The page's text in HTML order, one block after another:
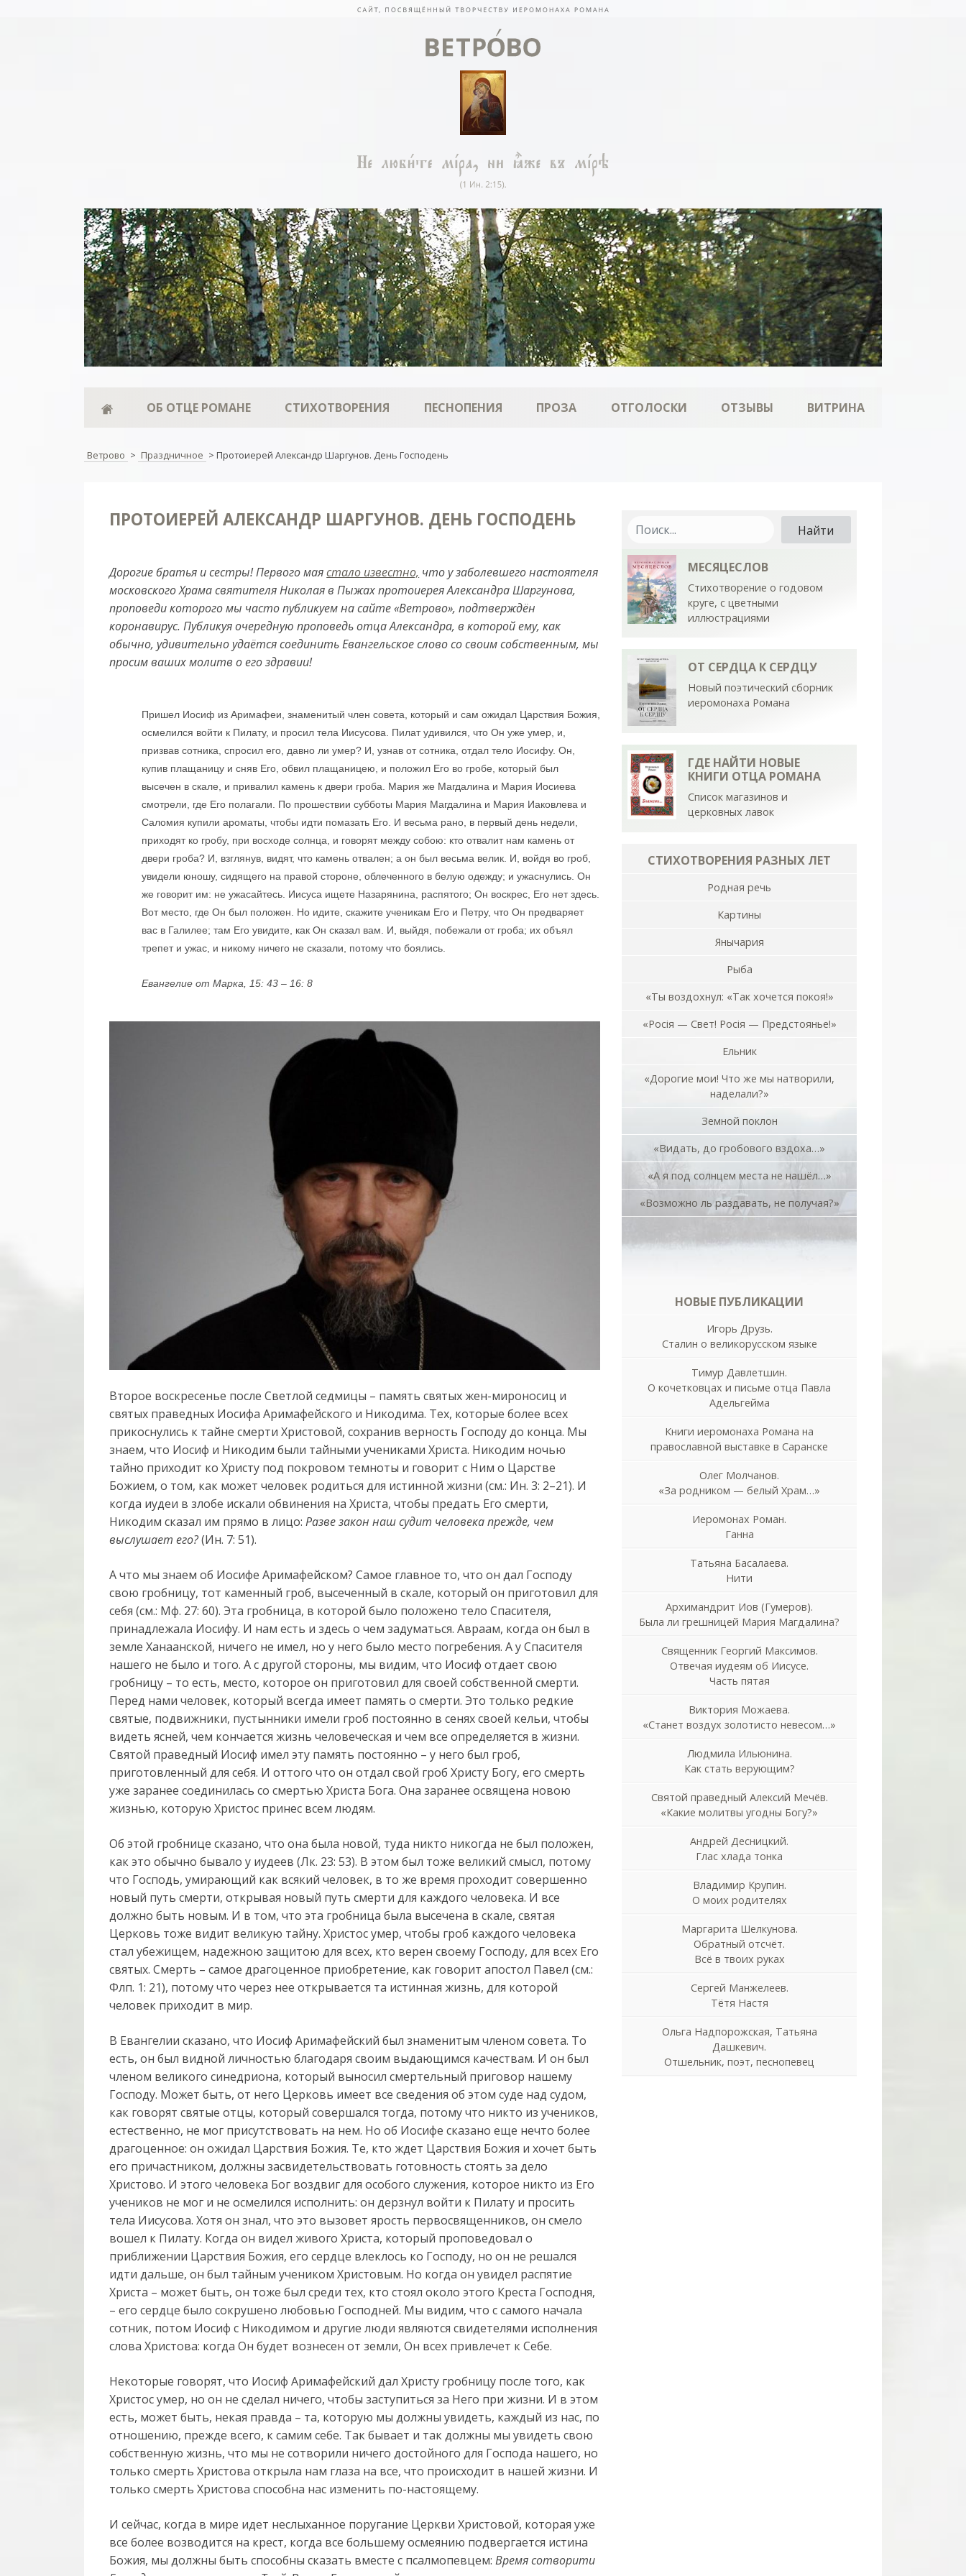
ОБ ОТЦЕ РОМАНЕ СТИХОТВОРЕНИЯ ПЕСНОПЕНИЯ ПРОЗА ОТГОЛОСКИ ОТЗЫВЫ ВИТРИНА
Ветрово > Праздничное > Протоиерей Александр Шаргунов. День Господень
ПРОТОИЕРЕЙ АЛЕКСАНДР ШАРГУНОВ. ДЕНЬ ГОСПОДЕНЬ
Дорогие братья и сестры! Первого маястало известно, что у заболевшего настоятеля
московского Храма святителя Николая в Пыжах протоиерея Александра Шаргунова,
проповеди которого мы часто публикуем на сайте «Ветрово», подтверждён
коронавирус. Публикуя очередную проповедь отца Александра, в которой ему, как
обычно, удивительно удаётся соединить Евангельское слово со своим собственным, мы
просим ваших молитв о его здравии!
Пришел Иосиф из Аримафеи, знаменитый член совета, который и сам ожидал Царствия Божия,
осмелился войти к Пилату, и просил тела Иисусова. Пилат удивился, что Он уже умер, и,
призвав сотника, спросил его, давно ли умер? И, узнав от сотника, отдал тело Иосифу. Он,
купив плащаницу и сняв Его, обвил плащаницею, и положил Его во гробе, который был
высечен в скале, и привалил камень к двери гроба. Мария же Магдалина и Мария Иосиева
смотрели, где Его полагали. По прошествии субботы Мария Магдалина и Мария Иаковлева и
Саломия купили ароматы, чтобы идти помазать Его. И весьма рано, в первый день недели,
приходят ко гробу, при восходе солнца, и говорят между собою: кто отвалит нам камень от
двери гроба? И, взглянув, видят, что камень отвален; а он был весьма велик. И, войдя во гроб,
увидели юношу, сидящего на правой стороне, облеченного в белую одежду; и ужаснулись. Он
же говорит им: не ужасайтесь. Иисуса ищете Назарянина, распятого; Он воскрес, Его нет здесь.
Вот место, где Он был положен. Но идите, скажите ученикам Его и Петру, что Он предваряет
вас в Галилее; там Его увидите, как Он сказал вам. И, выйдя, побежали от гроба; их объял
трепет и ужас, и никому ничего не сказали, потому что боялись.
Евангелие от Марка, 15: 43 – 16: 8
Второе воскресенье после Светлой седмицы – память святых жен-мироносиц и
святых праведных Иосифа Аримафейского и Никодима. Тех, которые более всех
прикоснулись к тайне смерти Христовой, сохранив верность Господу до конца. Мы
знаем, что Иосиф и Никодим были тайными учениками Христа. Никодим ночью
тайно приходит ко Христу под покровом темноты и говорит с Ним о Царстве
Божием, о том, как может человек родиться для истинной жизни (см.: Ин. 3: 2–21). И
когда иудеи в злобе искали обвинения на Христа, чтобы предать Его смерти,
Никодим сказал им прямо в лицо:Разве закон наш судит человека прежде, чем
выслушает его?(Ин. 7: 51).
А что мы знаем об Иосифе Аримафейском? Самое главное то, что он дал Господу
свою гробницу, тот каменный гроб, высеченный в скале, который он приготовил для
себя (см.: Мф. 27: 60). Эта гробница, в которой было положено тело Спасителя,
принадлежала Иосифу. И нам есть и здесь о чем задуматься. Авраам, когда он был в
земле Ханаанской, ничего не имел, но у него было место погребения. А у Спасителя
нашего не было и того. А с другой стороны, мы видим, что Иосиф отдает свою
гробницу – то есть, место, которое он приготовил для своей собственной смерти.
Перед нами человек, который всегда имеет память о смерти. Это только редкие
святые, подвижники, пустынники имели гроб постоянно в сенях своей кельи, чтобы
видеть ясней, чем кончается жизнь человеческая и чем все определяется в жизни.
Святой праведный Иосиф имел эту память постоянно – у него был гроб,
приготовленный для себя. И оттого что он отдал свой гроб Христу Богу, его смерть
уже заранее соединилась со смертью Христа Бога. Она заранее освящена новою
жизнью, которую Христос принес всем людям.
Об этой гробнице сказано, что она была новой, туда никто никогда не был положен,
как это обычно бывало у иудеев (Лк. 23: 53). В этом был тоже великий смысл, потому
что Господь, умирающий как всякий человек, в то же время проходит совершенно
новый путь смерти, открывая новый путь смерти для каждого человека. И все
должно быть новым. И в том, что эта гробница была высечена в скале, святая
Церковь тоже видит великую тайну. Христос умер, чтобы гроб каждого человека
стал убежищем, надежною защитою для всех, кто верен своему Господу, для всех Его
святых. Смерть – самое драгоценное приобретение, как говорит апостол Павел (см.:
Флп. 1: 21), потому что через нее открывается та истинная жизнь, для которой
человек приходит в мир.
В Евангелии сказано, что Иосиф Аримафейский был знаменитым членом совета. То
есть, он был видной личностью благодаря своим выдающимся качествам. И он был
членом великого синедриона, который выносил смертельный приговор нашему
Господу. Может быть, от него Церковь имеет все сведения об этом суде над судом,
как говорят святые отцы, который совершался тогда, потому что никто из учеников,
естественно, не мог присутствовать на нем. Но об Иосифе сказано еще нечто более
драгоценное: он ожидал Царствия Божия. Те, кто ждет Царствия Божия и хочет быть
его причастником, должны засвидетельствовать готовность стоять за дело
Христово. И этого человека Бог воздвиг для особого служения, которое никто из Его
учеников не мог и не осмелился исполнить: он дерзнул войти к Пилату и просить
тела Иисусова. Хотя он знал, что это вызовет ярость первосвященников, он смело
вошел к Пилату. Когда он видел живого Христа, который проповедовал о
приближении Царствия Божия, его сердце влеклось ко Господу, но он не решался
идти дальше, он был тайным учеником Христовым. Но когда он увидел распятие
Христа – может быть, он тоже был среди тех, кто стоял около этого Креста Господня,
– его сердце было сокрушено любовью Господней. Мы видим, что с самого начала
сотник, потом Иосиф с Никодимом и другие люди являются свидетелями исполнения
слова Христова: когда Он будет вознесен от земли, Он всех привлечет к Себе.
Некоторые говорят, что Иосиф Аримафейский дал Христу гробницу после того, как
Христос умер, но он не сделал ничего, чтобы заступиться за Него при жизни. И в этом
есть, может быть, некая правда – та, которую мы должны увидеть, каждый из нас, по
отношению, прежде всего, к самим себе. Так бывает и так должны мы увидеть свою
собственную жизнь, что мы не сотворили ничего достойного для Господа нашего, но
только смерть Христова открыла нам глаза на все, что происходит в нашей жизни. И
только смерть Христова способна нас изменить по-настоящему.
И сейчас, когда в мире идет неслыханное поругание Церкви Христовой, которая уже
все более возводится на крест, когда все большему осмеянию подвергается истина
Божия, мы должны быть способны сказать вместе с псалмопевцем:Время сотворити
МЕСЯЦЕСЛОВ
Стихотворение о годовом
круге, с цветными
иллюстрациями
ОТ СЕРДЦА К СЕРДЦУ
Новый поэтический сборник
иеромонаха Романа
ГДЕ НАЙТИ НОВЫЕ
КНИГИ ОТЦА РОМАНА
Список магазинов и
церковных лавок
СТИХОТВОРЕНИЯ РАЗНЫХ ЛЕТ
Родная речь
Картины
Янычария
Рыба
«Ты воздохнул: «Так хочется покоя!»
«Росiя — Свет! Росiя — Предстоянье!»
Ельник
«Дорогие мои! Что же мы натворили,
наделали?»
Земной поклон
«Видать, до гробового вздоха…»
«А я под солнцем места не нашёл…»
«Возможно ль раздавать, не получая?»
НОВЫЕ ПУБЛИКАЦИИ
Игорь Друзь.
Сталин о великорусском языке
Тимур Давлетшин.
О кочетковцах и письме отца Павла
Адельгейма
Книги иеромонаха Романа на
православной выставке в Саранске
Олег Молчанов.
«За родником — белый Храм…»
Иеромонах Роман.
Ганна
Татьяна Басалаева.
Нити
Архимандрит Иов (Гумеров).
Была ли грешницей Мария Магдалина?
Священник Георгий Максимов.
Отвечая иудеям об Иисусе.
Часть пятая
Виктория Можаева.
«Станет воздух золотисто невесом…»
Людмила Ильюнина.
Как стать верующим?
Святой праведный Алексий Мечёв.
«Какие молитвы угодны Богу?»
Андрей Десницкий.
Глас хлада тонка
Владимир Крупин.
О моих родителях
Маргарита Шелкунова.
Обратный отсчёт.
Всё в твоих руках
Сергей Манжелеев.
Тётя Настя
Ольга Надпорожская, Татьяна
Дашкевич.
Отшельник, поэт, песнопевец